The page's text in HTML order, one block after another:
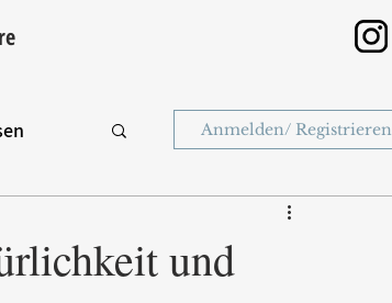
Anmelden/ Registrieren
und